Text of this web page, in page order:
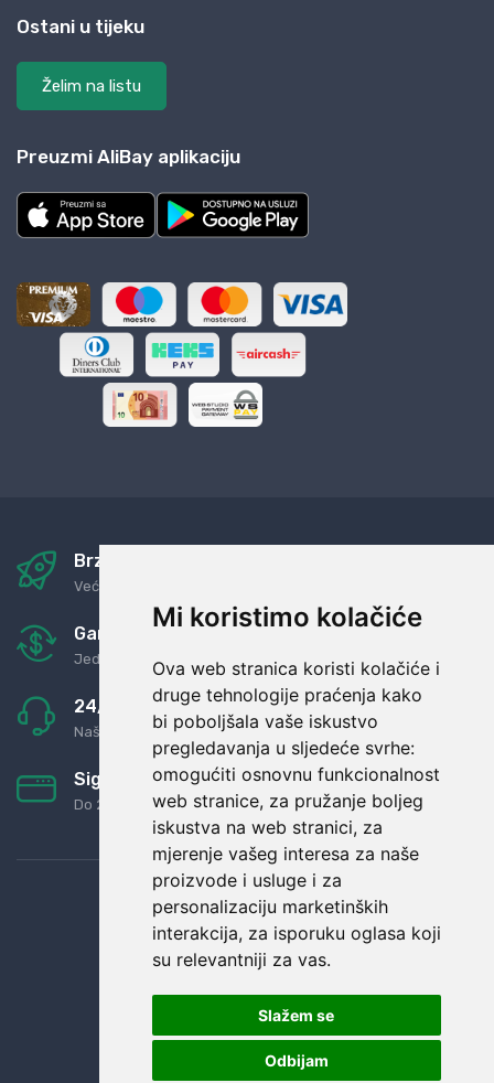
Mi koristimo kolačiće
Ova web stranica koristi kolačiće i
druge tehnologije praćenja kako
bi poboljšala vaše iskustvo
pregledavanja u sljedeće svrhe:
omogućiti osnovnu funkcionalnost
web stranice, za pružanje boljeg
iskustva na web stranici, za
mjerenje vašeg interesa za naše
proizvode i usluge i za
personalizaciju marketinških
interakcija, za isporuku oglasa koji
su relevantniji za vas.
Slažem se
Odbijam
Ostani u tijeku
Želim na listu
Preuzmi AliBay aplikaciju
Brza i sigurna dostava
Već za nekoliko dana kod vas
Garancija u povrat novaca
Jednostavno pravilo: Roba za novac
24/7 odlična podrška
Naši agenti uvijek na raspolaganju
Sigurno obročno plaćanje
Do 24 rata bez kamata